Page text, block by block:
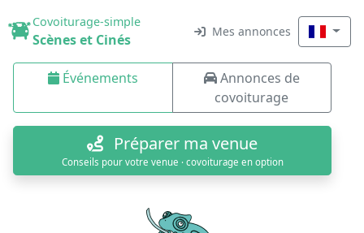
Covoiturage-simple
Scènes et Cinés Mes annonces
Événements
Annonces de
covoiturage
Préparer ma venue
Conseils pour votre venue · covoiturage en option